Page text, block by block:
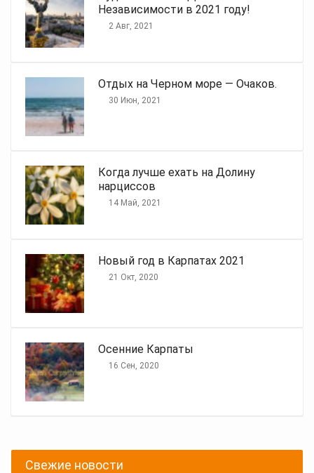
Независимости в 2021 году!
2 Авг, 2021
Отдых на Черном море — Очаков.
30 Июн, 2021
Когда лучше ехать на Долину
нарциссов
14 Май, 2021
Новый год в Карпатах 2021
21 Окт, 2020
Осенние Карпаты
16 Сен, 2020
Свежие новости